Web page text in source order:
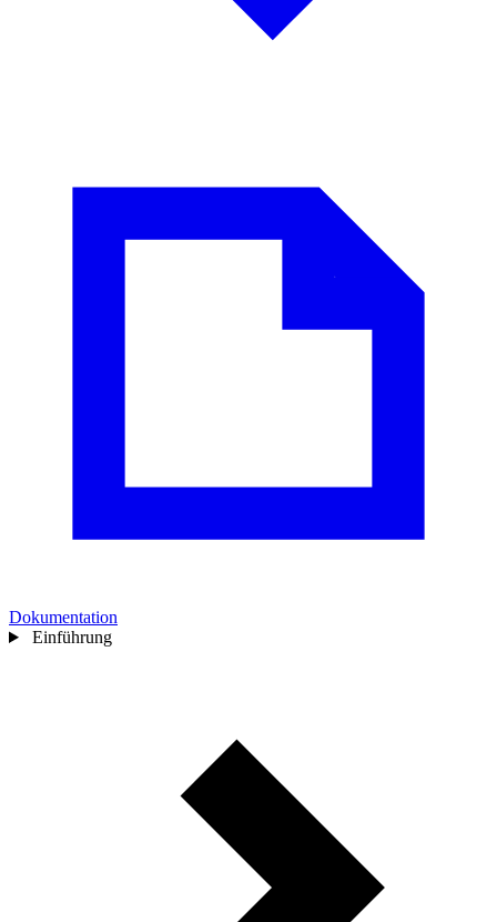
Dokumentation
Einführung